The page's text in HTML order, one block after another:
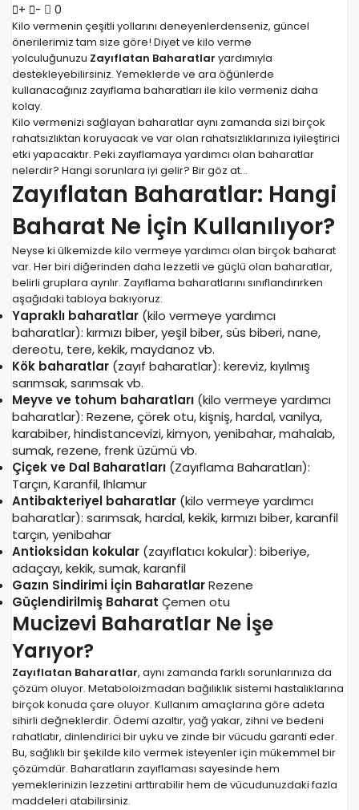
+ - 0
Kilo vermenin çeşitli yollarını deneyenlerdenseniz, güncel
önerilerimiz tam size göre! Diyet ve kilo verme
yolculuğunuzu Zayıflatan Baharatlar yardımıyla
destekleyebilirsiniz. Yemeklerde ve ara öğünlerde
kullanacağınız zayıflama baharatları ile kilo vermeniz daha
kolay.
Kilo vermenizi sağlayan baharatlar aynı zamanda sizi birçok
rahatsızlıktan koruyacak ve var olan rahatsızlıklarınıza iyileştirici
etki yapacaktır. Peki zayıflamaya yardımcı olan baharatlar
nelerdir? Hangi sorunlara iyi gelir? Bir göz at…
Zayıflatan Baharatlar: Hangi
Baharat Ne İçin Kullanılıyor?
Neyse ki ülkemizde kilo vermeye yardımcı olan birçok baharat
var. Her biri diğerinden daha lezzetli ve güçlü olan baharatlar,
belirli gruplara ayrılır. Zayıflama baharatlarını sınıflandırırken
aşağıdaki tabloya bakıyoruz:
Yapraklı baharatlar (kilo vermeye yardımcı
baharatlar): kırmızı biber, yeşil biber, süs biberi, nane,
dereotu, tere, kekik, maydanoz vb.
Kök baharatlar (zayıf baharatlar): kereviz, kıyılmış
sarımsak, sarımsak vb.
Meyve ve tohum baharatları (kilo vermeye yardımcı
baharatlar): Rezene, çörek otu, kişniş, hardal, vanilya,
karabiber, hindistancevizi, kimyon, yenibahar, mahalab,
sumak, rezene, frenk üzümü vb.
Çiçek ve Dal Baharatları (Zayıflama Baharatları):
Tarçın, Karanfil, Ihlamur
Antibakteriyel baharatlar (kilo vermeye yardımcı
baharatlar): sarımsak, hardal, kekik, kırmızı biber, karanfil
tarçın, yenibahar
Antioksidan kokular (zayıflatıcı kokular): biberiye,
adaçayı, kekik, sumak, karanfil
Gazın Sindirimi İçin BaharatlarRezene
Güçlendirilmiş Baharat Çemen otu
Mucizevi Baharatlar Ne İşe
Yarıyor?
Zayıflatan Baharatlar, aynı zamanda farklı sorunlarınıza da
çözüm oluyor. Metaboloizmadan bağılıklık sistemi hastalıklarına
birçok konuda çare oluyor. Kullanım amaçlarına göre adeta
sihirli değneklerdir. Ödemi azaltır, yağ yakar, zihni ve bedeni
rahatlatır, dinlendirici bir uyku ve zinde bir vücudu garanti eder.
Bu, sağlıklı bir şekilde kilo vermek isteyenler için mükemmel bir
çözümdür. Baharatların zayıflaması sayesinde hem
yemeklerinizin lezzetini arttırabilir hem de vücudunuzdaki fazla
maddeleri atabilirsiniz.